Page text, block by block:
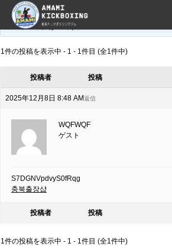
フロントページ › フォーラム
このトピックは空です。
1件の投稿を表示中 - 1 - 1件目 (全1件中)
投稿者 投稿
2025年12月8日 8:48 AM返信
WQFWQF
ゲスト
S7DGNVpdvyS0fRqg
충북출장샵
投稿者 投稿
1件の投稿を表示中 - 1 - 1件目 (全1件中)